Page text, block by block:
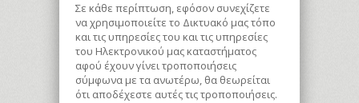
Σε κάθε περίπτωση, εφόσον συνεχίζετε
να χρησιμοποιείτε το Δικτυακό μας τόπο
και τις υπηρεσίες του και τις υπηρεσίες
του Ηλεκτρονικού μας καταστήματος
αφού έχουν γίνει τροποποιήσεις
σύμφωνα με τα ανωτέρω, θα θεωρείται
ότι αποδέχεστε αυτές τις τροποποιήσεις.